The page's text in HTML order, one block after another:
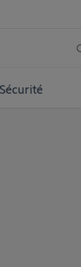
Sécurité